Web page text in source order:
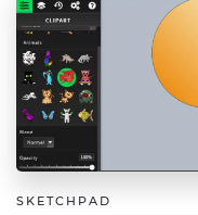
SKETCHPAD